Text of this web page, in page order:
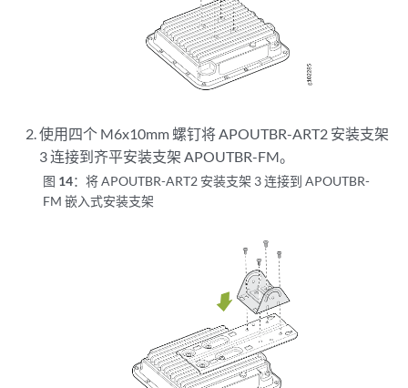
使用四个 M6x10mm 螺钉将 APOUTBR-ART2 安装支架
3 连接到齐平安装支架 APOUTBR-FM。
图 14：将 APOUTBR-ART2 安装支架 3 连接到 APOUTBR-
FM 嵌入式安装支架